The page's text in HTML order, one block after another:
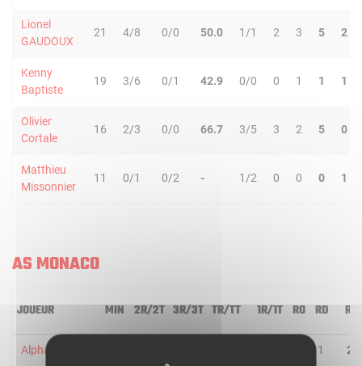
Lionel
GAUDOUX
21 4/8 0/0 50.0 1/1 2 3 5 2
Kenny
Baptiste
19 3/6 0/1 42.9 0/0 0 1 1 1
Olivier
Cortale
16 2/3 0/0 66.7 3/5 3 2 5 0
Matthieu
Missonnier
11 0/1 0/2 - 1/2 0 0 0 1
AS MONACO
JOUEUR MIN 2R/2T 3R/3T TR/TT 1R/1T RO RD RT
Alpha Diallo 1 2